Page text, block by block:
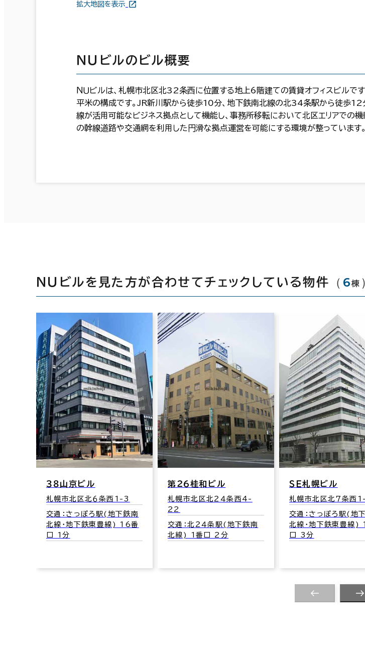
拡大地図を表示
ＮＵビルのビル概要
ＮＵビルは、札幌市北区北32条西に位置する地上6階建ての賃貸オフィスビル
平米の構成です。JR新川駅から徒歩10分、地下鉄南北線の北34条駅から徒歩12
線が活用可能なビジネス拠点として機能し、事務所移転において北区エリアでの
の幹線道路や交通網を利用した円滑な拠点運営を可能にする環境が整っています。
ＮＵビルを見た方が合わせてチェックしている物件 （ 6棟
３８山京ビル
札幌市北区北６条西1-3
交通：さっぽろ駅(地下鉄南
北線･地下鉄東豊線) 16番
口 1分
第２６桂和ビル
札幌市北区北２４条西4-
22
交通：北２４条駅(地下鉄南
北線) 1番口 2分
ＳＥ札幌ビル
札幌市北区北７条西
交通：さっぽろ駅(地
北線･地下鉄東豊線)
口 3分